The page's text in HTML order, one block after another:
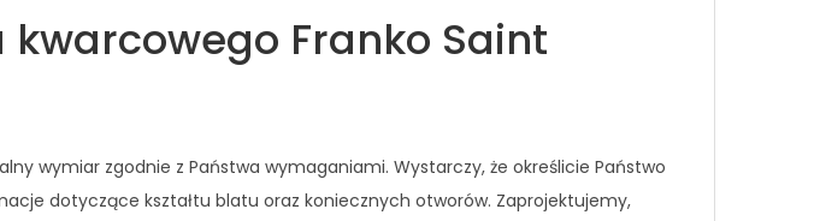
Franko Saint
wymiar zgodnie z Państwa wymaganiami. Wystarczy, że określicie Państwo
dotyczące kształtu blatu oraz koniecznych otworów. Zaprojektujemy,